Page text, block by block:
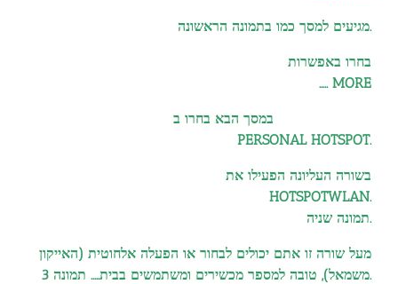
מגיעים למסך כמו בתמונה הראשונה.
בחרו באפשרות
….. MORE
במסך הבא בחרו ב
PERSONAL HOTSPOT.
בשורה העליונה הפעילו את
HOTSPOTWLAN.
תמונה שניה.
מעל שורה זו אתם יכולים לבחור או הפעלה אלחוטית (האייקון
משמאל), טובה למספר מכשירים ומשתמשים בבית….. תמונה 3.